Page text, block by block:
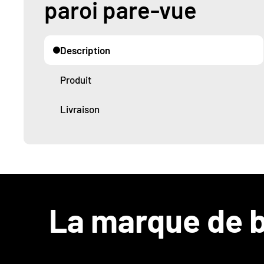
paroi pare-vue
Description
Produit
Livraison
La marque de